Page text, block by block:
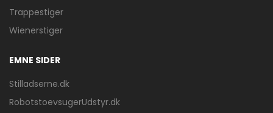
Trappestiger
Wienerstiger
EMNE SIDER
Stilladserne.dk
RobotstoevsugerUdstyr.dk